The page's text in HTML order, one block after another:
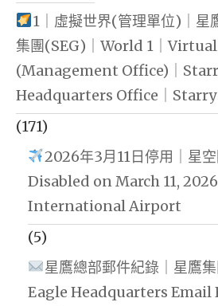
1｜虛擬世界(管理單位)｜星
集團(SEG)｜World 1｜
(Management Office)｜
Headquarters Office｜
(171)
2026年3月11日停用｜星空
Disabled on March 11,
International Airport
(5)
星鷹總部郵件紀錄｜星鷹
Eagle Headquarters Email